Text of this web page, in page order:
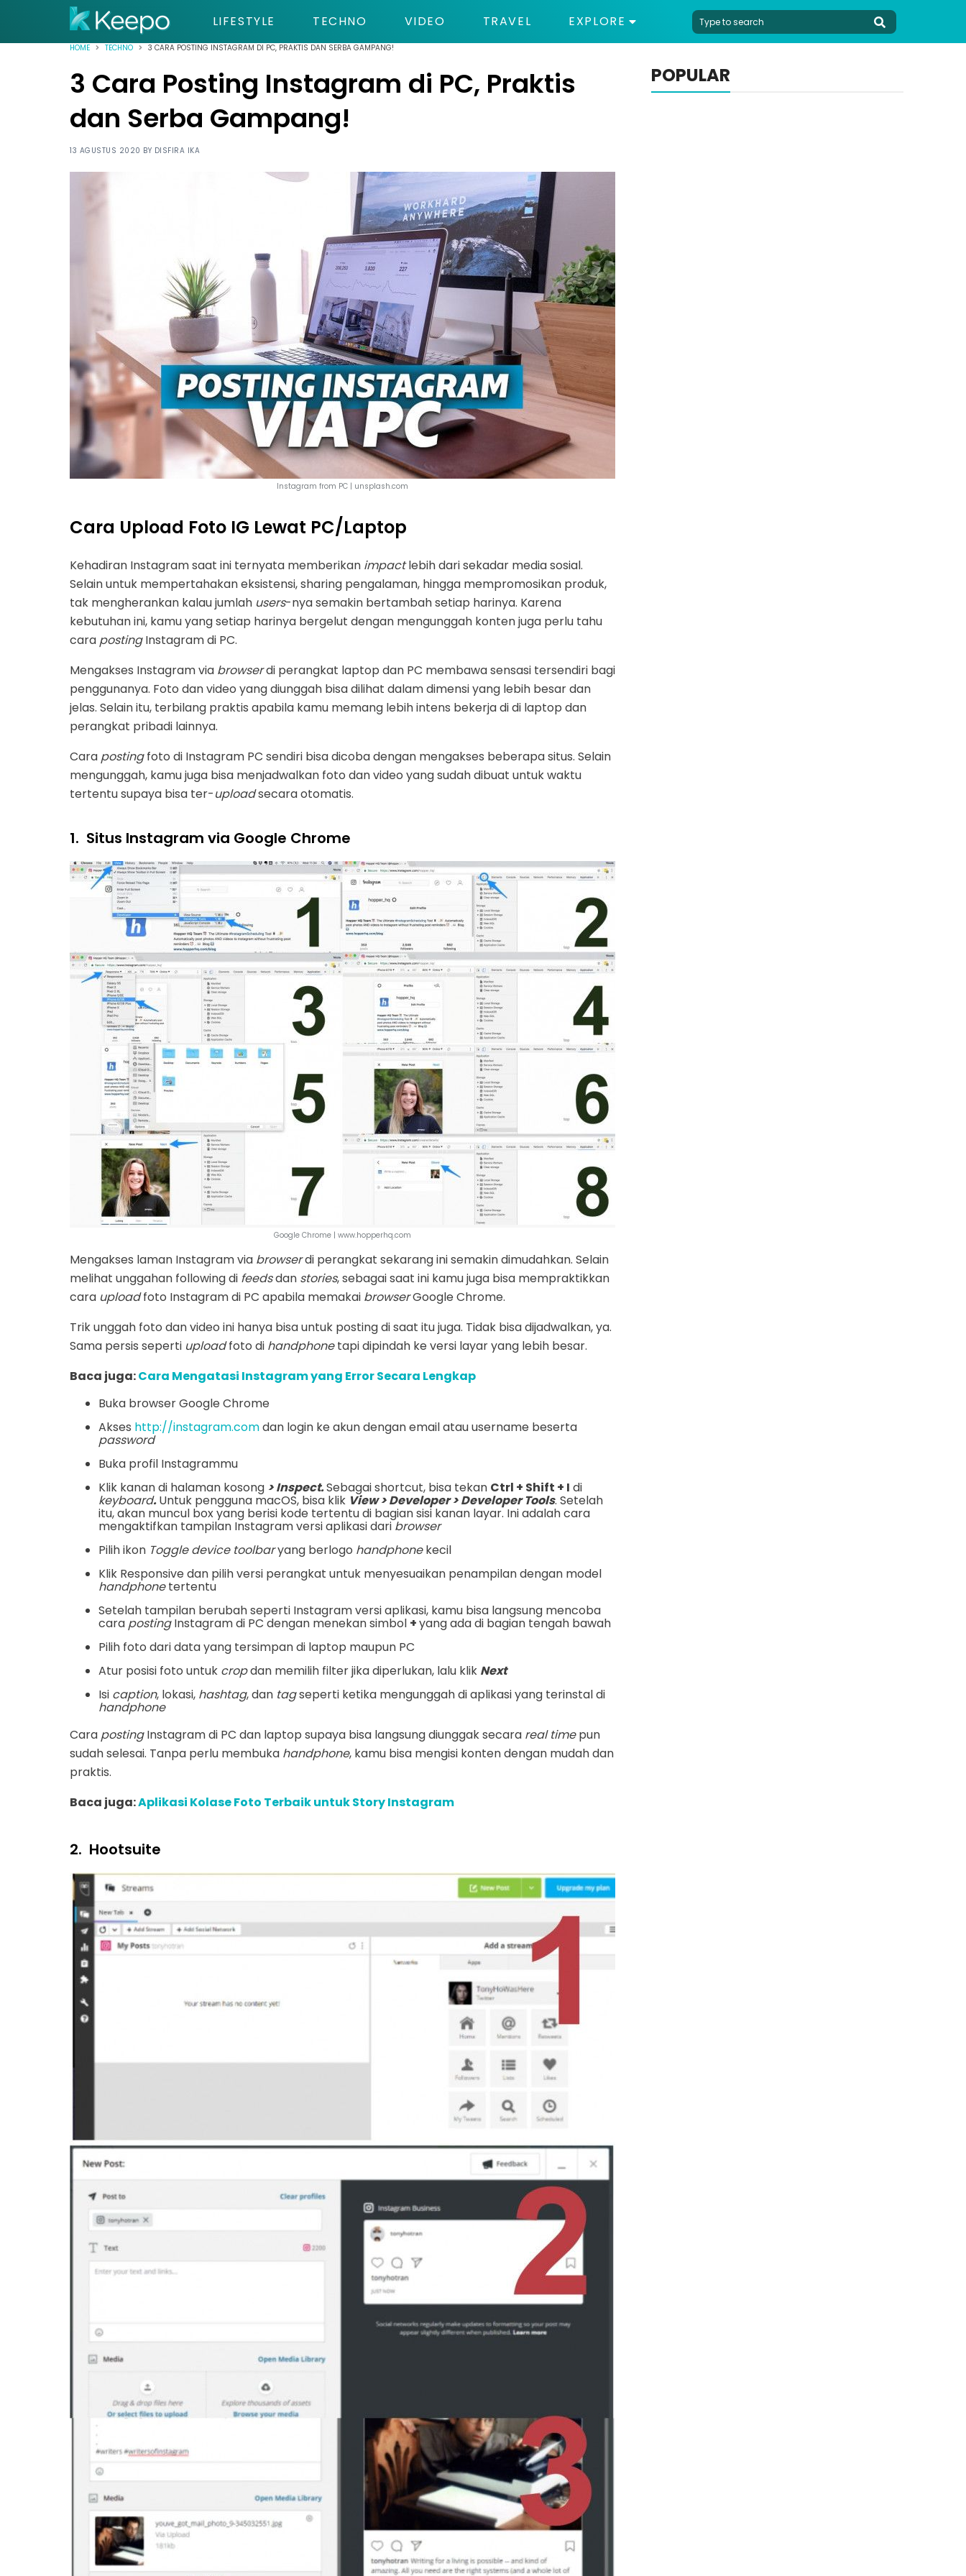
LIFESTYLE TECHNO VIDEO TRAVEL EXPLORE
HOME TECHNO 3 CARA POSTING INSTAGRAM DI PC, PRAKTIS DAN SERBA GAMPANG!
3 Cara Posting Instagram di PC, Praktis
dan Serba Gampang!
13 AGUSTUS 2020 BY DISFIRA IKA
Instagram from PC | unsplash.com
Cara Upload Foto IG Lewat PC/Laptop
Kehadiran Instagram saat ini ternyata memberikan impactlebih dari sekadar media sosial.
Selain untuk mempertahakan eksistensi, sharing pengalaman, hingga mempromosikan produk,
tak mengherankan kalau jumlah users-nya semakin bertambah setiap harinya. Karena
kebutuhan ini, kamu yang setiap harinya bergelut dengan mengunggah konten juga perlu tahu
cara postingInstagram di PC.
Mengakses Instagram via browserdi perangkat laptop dan PC membawa sensasi tersendiri bagi
penggunanya. Foto dan video yang diunggah bisa dilihat dalam dimensi yang lebih besar dan
jelas. Selain itu, terbilang praktis apabila kamu memang lebih intens bekerja di di laptop dan
perangkat pribadi lainnya.
Cara postingfoto di Instagram PC sendiri bisa dicoba dengan mengakses beberapa situs. Selain
mengunggah, kamu juga bisa menjadwalkan foto dan video yang sudah dibuat untuk waktu
tertentu supaya bisa ter-uploadsecara otomatis.
1. Situs Instagram via Google Chrome
Google Chrome | www.hopperhq.com
Mengakses laman Instagram via browserdi perangkat sekarang ini semakin dimudahkan. Selain
melihat unggahan following di feedsdan stories, sebagai saat ini kamu juga bisa mempraktikkan
cara uploadfoto Instagram di PC apabila memakai browserGoogle Chrome.
Trik unggah foto dan video ini hanya bisa untuk posting di saat itu juga. Tidak bisa dijadwalkan, ya.
Sama persis seperti uploadfoto di handphonetapi dipindah ke versi layar yang lebih besar.
Baca juga:Cara Mengatasi Instagram yang Error Secara Lengkap
Buka browser Google Chrome
Akses http://instagram.comdan login ke akun dengan email atau username beserta
password
Buka profil Instagrammu
Klik kanan di halaman kosong > Inspect.Sebagai shortcut, bisa tekan Ctrl + Shift + I di
keyboard.Untuk pengguna macOS, bisa klik View > Developer > Developer Tools. Setelah
itu, akan muncul box yang berisi kode tertentu di bagian sisi kanan layar. Ini adalah cara
mengaktifkan tampilan Instagram versi aplikasi dari browser
Pilih ikon Toggle device toolbaryang berlogo handphonekecil
Klik Responsive dan pilih versi perangkat untuk menyesuaikan penampilan dengan model
handphonetertentu
Setelah tampilan berubah seperti Instagram versi aplikasi, kamu bisa langsung mencoba
cara postingInstagram di PC dengan menekan simbol +yang ada di bagian tengah bawah
Pilih foto dari data yang tersimpan di laptop maupun PC
Atur posisi foto untuk cropdan memilih filter jika diperlukan, lalu klik Next
Isi caption, lokasi, hashtag, dan tagseperti ketika mengunggah di aplikasi yang terinstal di
handphone
Cara postingInstagram di PC dan laptop supaya bisa langsung diunggak secara real timepun
sudah selesai. Tanpa perlu membuka handphone, kamu bisa mengisi konten dengan mudah dan
praktis.
Baca juga:Aplikasi Kolase Foto Terbaik untuk Story Instagram
2. Hootsuite
POPULAR